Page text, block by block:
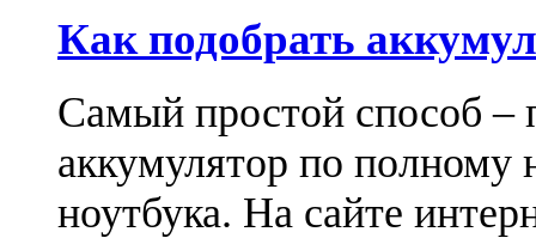
Как подобрать
Самый простой способ –
аккумулятор по
ноутбука. На сайте